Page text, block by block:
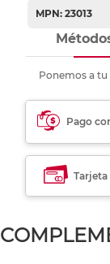
MPN: 23013
Ponemos a
Pago
Tarjeta